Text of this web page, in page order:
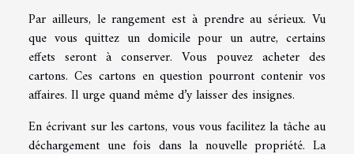
Par ailleurs, le rangement est à prendre au sérieux. Vu
que vous quittez un domicile pour un autre, certains
effets seront à conserver. Vous pouvez acheter des
cartons. Ces cartons en question pourront contenir vos
affaires. Il urge quand même d’y laisser des insignes.
En écrivant sur les cartons, vous vous facilitez la tâche au
déchargement une fois dans la nouvelle propriété. La